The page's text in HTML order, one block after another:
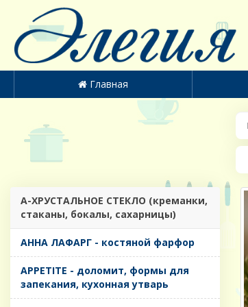
Главная
A-ХРУСТАЛЬНОЕ СТЕКЛО (креманки,
стаканы, бокалы, сахарницы)
AHHA ЛАФАРГ - костяной фарфор
APPETITE - доломит, формы для
запекания, кухонная утварь